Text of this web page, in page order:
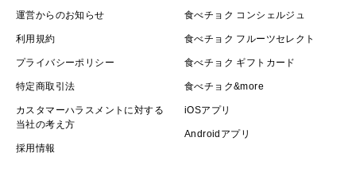
運営からのお知らせ
利用規約
プライバシーポリシー
特定商取引法
カスタマーハラスメントに対する
当社の考え方
採用情報
食べチョク コンシェルジュ
食べチョク フルーツセレクト
食べチョク ギフトカード
食べチョク&more
iOSアプリ
Androidアプリ